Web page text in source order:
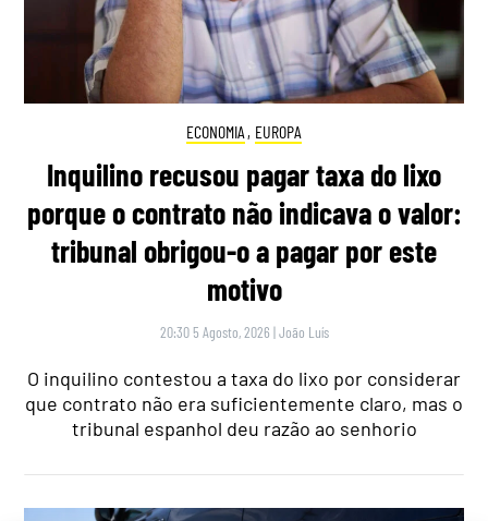
ECONOMIA , EUROPA
Inquilino recusou pagar taxa do lixo
porque o contrato não indicava o valor:
tribunal obrigou-o a pagar por este
motivo
20:30 5 Agosto, 2026 |João Luís
O inquilino contestou a taxa do lixo por considerar
que contrato não era suficientemente claro, mas o
tribunal espanhol deu razão ao senhorio